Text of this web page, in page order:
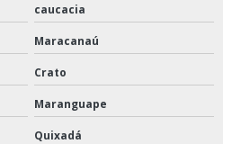
caucacia
Maracanaú
Crato
Maranguape
Quixadá